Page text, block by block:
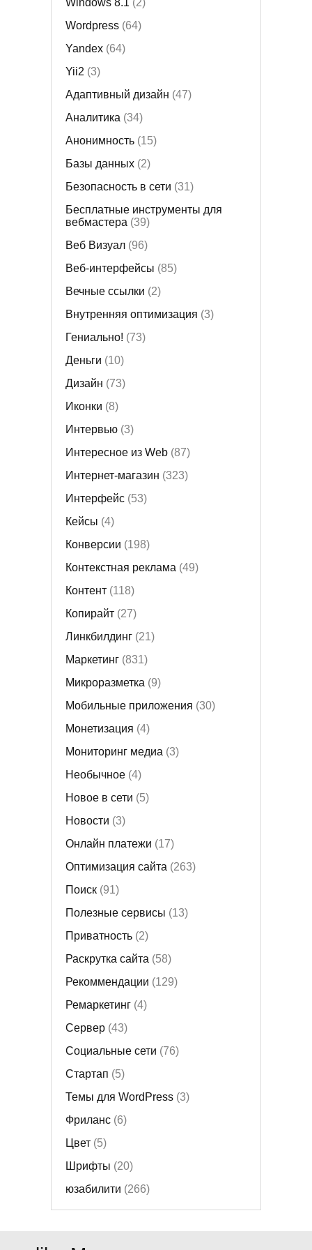
Windows 8.1 (2)
Wordpress(64)
Yandex(64)
Yii2 (3)
Адаптивный дизайн (47)
Аналитика (34)
Анонимность(15)
Базы данных(2)
Безопасность в сети (31)
Бесплатные инструменты для
вебмастера (39)
Веб Визуал(96)
Веб-интерфейсы (85)
Вечные ссылки (2)
Внутренняя оптимизация (3)
Гениально! (73)
Деньги (10)
Дизайн (73)
Иконки (8)
Интервью(3)
Интересное из Web(87)
Интернет-магазин (323)
Интерфейс(53)
Кейсы (4)
Конверсии (198)
Контекстная реклама (49)
Контент(118)
Копирайт(27)
Линкбилдинг(21)
Маркетинг(831)
Микроразметка (9)
Мобильные приложения (30)
Монетизация (4)
Мониторинг медиа (3)
Необычное(4)
Новое в сети (5)
Новости (3)
Онлайн платежи (17)
Оптимизация сайта (263)
Поиск(91)
Полезные сервисы (13)
Приватность(2)
Раскрутка сайта (58)
Рекоммендации (129)
Ремаркетинг(4)
Сервер(43)
Социальные сети (76)
Стартап (5)
Темы для WordPress(3)
Фриланс(6)
Цвет(5)
Шрифты (20)
юзабилити (266)